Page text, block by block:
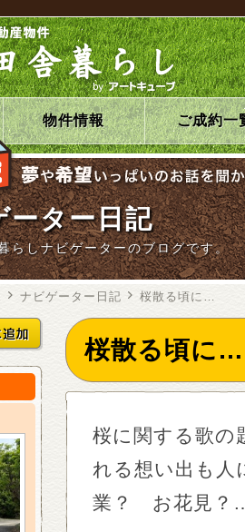
物件情報 ご成約一
ーター日記
らしナビゲーターのブログです。
ナビゲーター日記 桜散る頃に…
桜散る頃に…
桜に関する歌
れる想い出も人
業？ お花見